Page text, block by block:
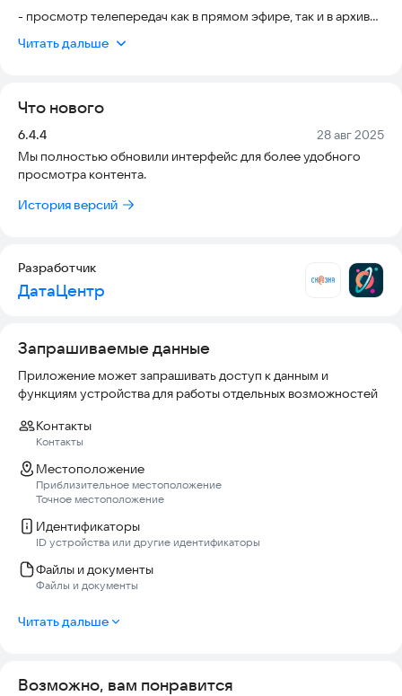
- просмотр телепередач как в прямом эфире, так и в архиве,
- создание своего избранного из любимых телеканалов;
перемотки при просмотре видео в архиве;
- настройка профилей пользователя для каждого члена
семьи.
Внимание! Приложение РКТВ не содержит встроенного
Читать дальше
Что нового
Версия:
6.4.4 Дата:
28 авг 2025
Мы полностью обновили интерфейс для более удобного
просмотра контента.
История версий
Разработчик
ДатаЦентр
Запрашиваемые данные
Приложение может запрашивать доступ к данным и
функциям устройства для работы отдельных возможностей
Контакты
Контакты
Местоположение
Приблизительное местоположение
Точное местоположение
Идентификаторы
ID устройства или другие идентификаторы
Файлы и документы
Файлы и документы
Читать дальше
Возможно, вам понравится